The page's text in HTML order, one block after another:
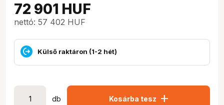
72 901 HUF
nettó: 57 402 HUF
Külső raktáron (1-2 hét)
db Kosárba tesz add